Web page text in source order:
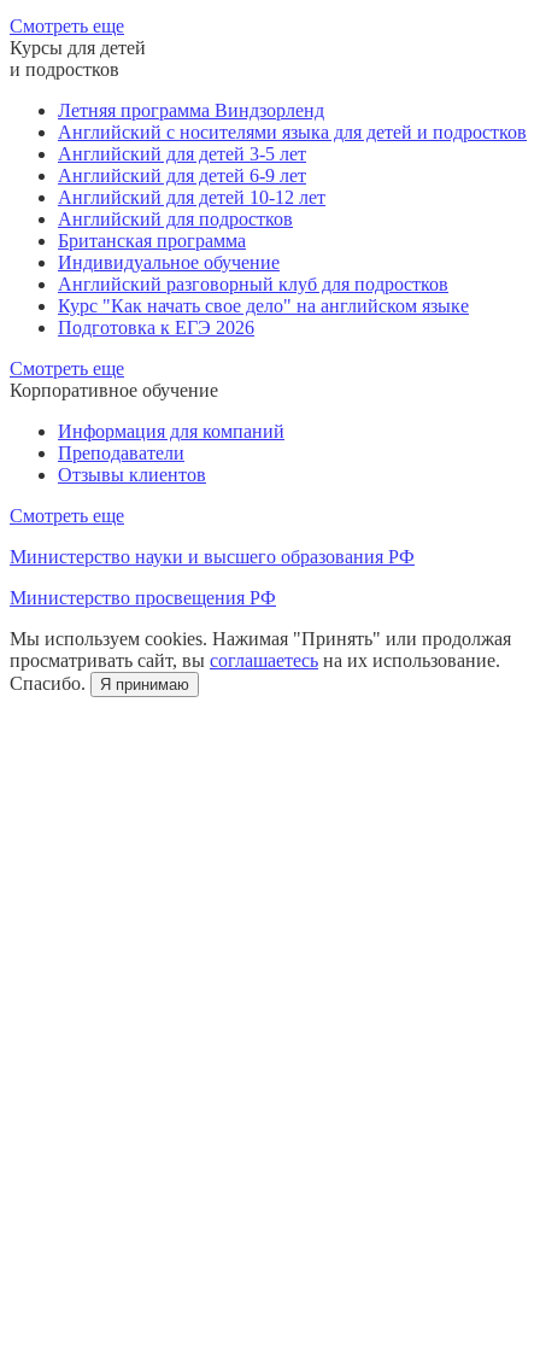
Смотреть еще
Курсы для детей
и подростков
Летняя программа Виндзорленд
Английский с носителями языка для детей и подростков
Английский для детей 3-5 лет
Английский для детей 6-9 лет
Английский для детей 10-12 лет
Английский для подростков
Британская программа
Индивидуальное обучение
Английский разговорный клуб для подростков
Курс "Как начать свое дело" на английском языке
Подготовка к ЕГЭ 2026
Смотреть еще
Корпоративное обучение
Информация для компаний
Преподаватели
Отзывы клиентов
Смотреть еще
Министерство науки и высшего образования РФ
Министерство просвещения РФ
Мы используем cookies. Нажимая "Принять" или продолжая
просматривать сайт, вы соглашаетесь на их использование.
Спасибо.
Я принимаю